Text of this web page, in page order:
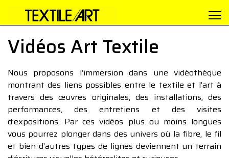
Vidéos Art Textile
Nous proposons l’immersion dans une vidéothèque
montrant des liens possibles entre le textile et l’art à
travers des œuvres originales, des installations, des
performances, des entretiens et des visites
d’expositions. Par ces vidéos plus ou moins longues
vous pourrez plonger dans des univers où la fibre, le fil
et bien d’autres types de lignes deviennent un terrain